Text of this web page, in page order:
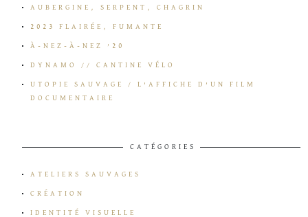
AUBERGINE, SERPENT, CHAGRIN
2023 FLAIRÉE, FUMANTE
À-NEZ-À-NEZ ’20
DYNAMO // CANTINE VÉLO
UTOPIE SAUVAGE / L’AFFICHE D’UN FILM
DOCUMENTAIRE
CATÉGORIES
ATELIERS SAUVAGES
CRÉATION
IDENTITÉ VISUELLE